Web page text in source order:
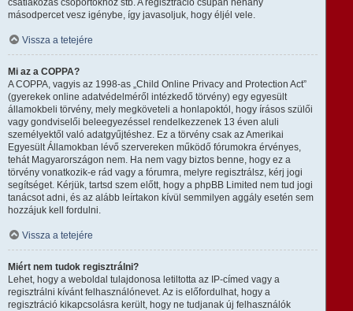
csatlakozás csoportokhoz stb. A regisztráció csupán néhány
másodpercet vesz igénybe, így javasoljuk, hogy éljél vele.
Vissza a tetejére
Mi az a COPPA?
A COPPA, vagyis az 1998-as „Child Online Privacy and Protection Act”
(gyerekek online adatvédelméről intézkedő törvény) egy egyesült
államokbeli törvény, mely megköveteli a honlapoktól, hogy írásos szülői
vagy gondviselői beleegyezéssel rendelkezzenek 13 éven aluli
személyektől való adatgyűjtéshez. Ez a törvény csak az Amerikai
Egyesült Államokban lévő szervereken működő fórumokra érvényes,
tehát Magyarországon nem. Ha nem vagy biztos benne, hogy ez a
törvény vonatkozik-e rád vagy a fórumra, melyre regisztrálsz, kérj jogi
segítséget. Kérjük, tartsd szem előtt, hogy a phpBB Limited nem tud jogi
tanácsot adni, és az alább leírtakon kívül semmilyen aggály esetén sem
hozzájuk kell fordulni.
Vissza a tetejére
Miért nem tudok regisztrálni?
Lehet, hogy a weboldal tulajdonosa letiltotta az IP-címed vagy a
regisztrálni kívánt felhasználónevet. Az is előfordulhat, hogy a
regisztráció kikapcsolásra került, hogy ne tudjanak új felhasználók